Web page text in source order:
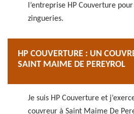
l’entreprise HP Couverture
zingueries.
HP COUVERTURE : UN
SAINT MAIME DE PEREYROL
Je suis HP Couverture et
couvreur à Saint Maime De